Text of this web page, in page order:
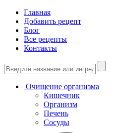
Главная
Добавить рецепт
Блог
Все рецепты
Контакты
Очищение организма
Кишечник
Организм
Печень
Сосуды